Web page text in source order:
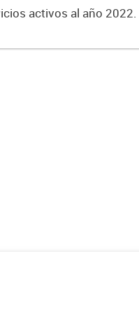
activos al año 2022.